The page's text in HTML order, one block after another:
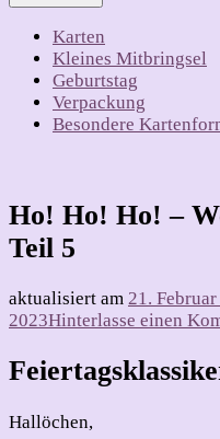
Karten
Kleines Mitbringsel
Geburtstag
Verpackung
Besondere
Ho! Ho! Ho! –
Teil 5
aktualisiert am 21.
2023Hinterlasse einen
Hallöchen,